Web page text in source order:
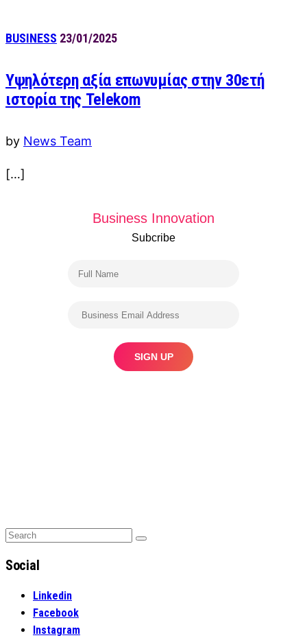
BUSINESS 23/01/2025
Υψηλότερη αξία επωνυμίας στην 30ετή
ιστορία της Telekom
by News Team
[…]
Business Innovation
Subcribe
Search
Search
Social
Linkedin
Facebook
Instagram